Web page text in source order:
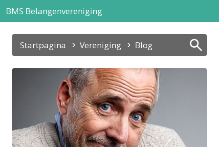
BMS Belangenvereniging
Startpagina Vereniging
Blog
Blogartikel